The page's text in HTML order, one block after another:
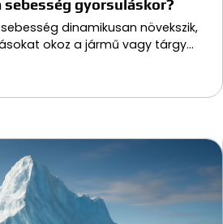
sebesség gyorsuláskor?
dinamikusan növekszik,
okoz a jármű vagy tárgy…